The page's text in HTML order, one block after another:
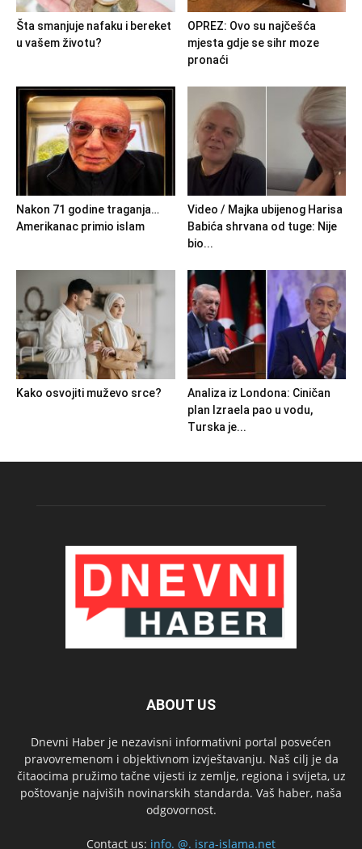
Šta smanjuje nafaku i bereket
u vašem životu?
OPREZ: Ovo su najčešća
mjesta gdje se sihr moze
pronaći
Nakon 71 godine traganja…
Amerikanac primio islam
Video / Majka ubijenog Harisa
Babića shrvana od tuge: Nije
bio...
Kako osvojiti muževo srce?
Analiza iz Londona: Ciničan
plan Izraela pao u vodu,
Turska je...
ABOUT US
Dnevni Haber je nezavisni informativni portal posvećen
pravovremenom i objektivnom izvještavanju. Naš cilj je da
čitaocima pružimo tačne vijesti iz zemlje, regiona i svijeta, uz
poštovanje najviših novinarskih standarda. Vaš haber, naša
odgovornost.
Contact us: info. @. isra-islama.net